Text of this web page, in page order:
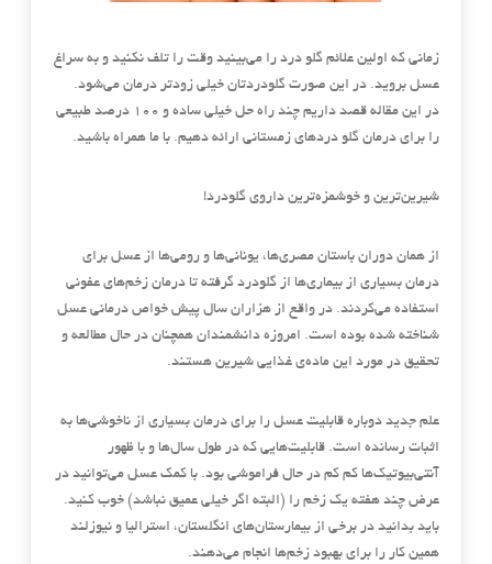
زمانی که اولین علائم گلو درد را می‌بینید وقت را تلف نکنید و به سراغ
عسل بروید. در این صورت گلودردتان خیلی زودتر درمان می‌شود.
در این مقاله قصد داریم چند راه حل خیلی ساده و 100 درصد طبیعی
را برای درمان گلو دردهای زمستانی ارائه دهیم. با ما همراه باشید.
شیرین‌ترین و خوشمزه‌ترین داروی گلودرد!
از همان دوران باستان مصری‌ها، یونانی‌ها و رومی‌ها از عسل برای
درمان بسیاری از بیماری‌ها از گلودرد گرفته تا درمان زخم‌های عفونی
استفاده می‌کردند. در واقع از هزاران سال پیش خواص درمانی عسل
شناخته شده بوده است. امروزه دانشمندان همچنان در حال مطالعه و
تحقیق در مورد این ماده‌ی غذایی شیرین هستند.
علم جدید دوباره قابلیت عسل را برای درمان بسیاری از ناخوشی‌ها به
اثبات رسانده است. قابلیت‌هایی که در طول سال‌ها و با ظهور
آنتی‌بیوتیک‌ها کم کم در حال فراموشی بود. با کمک عسل می‌توانید در
عرض چند هفته یک زخم را (البته اگر خیلی عمیق نباشد) خوب کنید.
باید بدانید در برخی از بیمارستان‌های انگلستان، استرالیا و نیوزلند
همین کار را برای بهبود زخم‌ها انجام می‌دهند.